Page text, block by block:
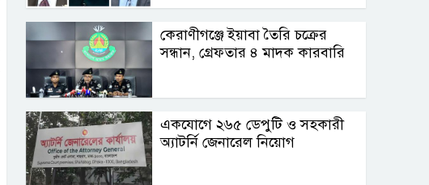
কেরাণীগঞ্জে ইয়াবা তৈরি চক্রের
সন্ধান, গ্রেফতার ৪ মাদক কারবারি
একযোগে ২৬৫ ডেপুটি ও সহকারী
অ্যাটর্নি জেনারেল নিয়োগ